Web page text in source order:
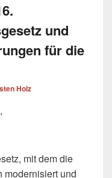
und
für die
Holz
mit dem die
modernisiert und